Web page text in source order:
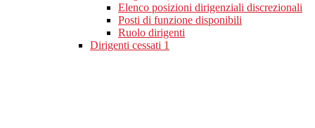
Elenco posizioni dirigenziali discrezionali
Posti di funzione disponibili
Ruolo dirigenti
Dirigenti cessati 1